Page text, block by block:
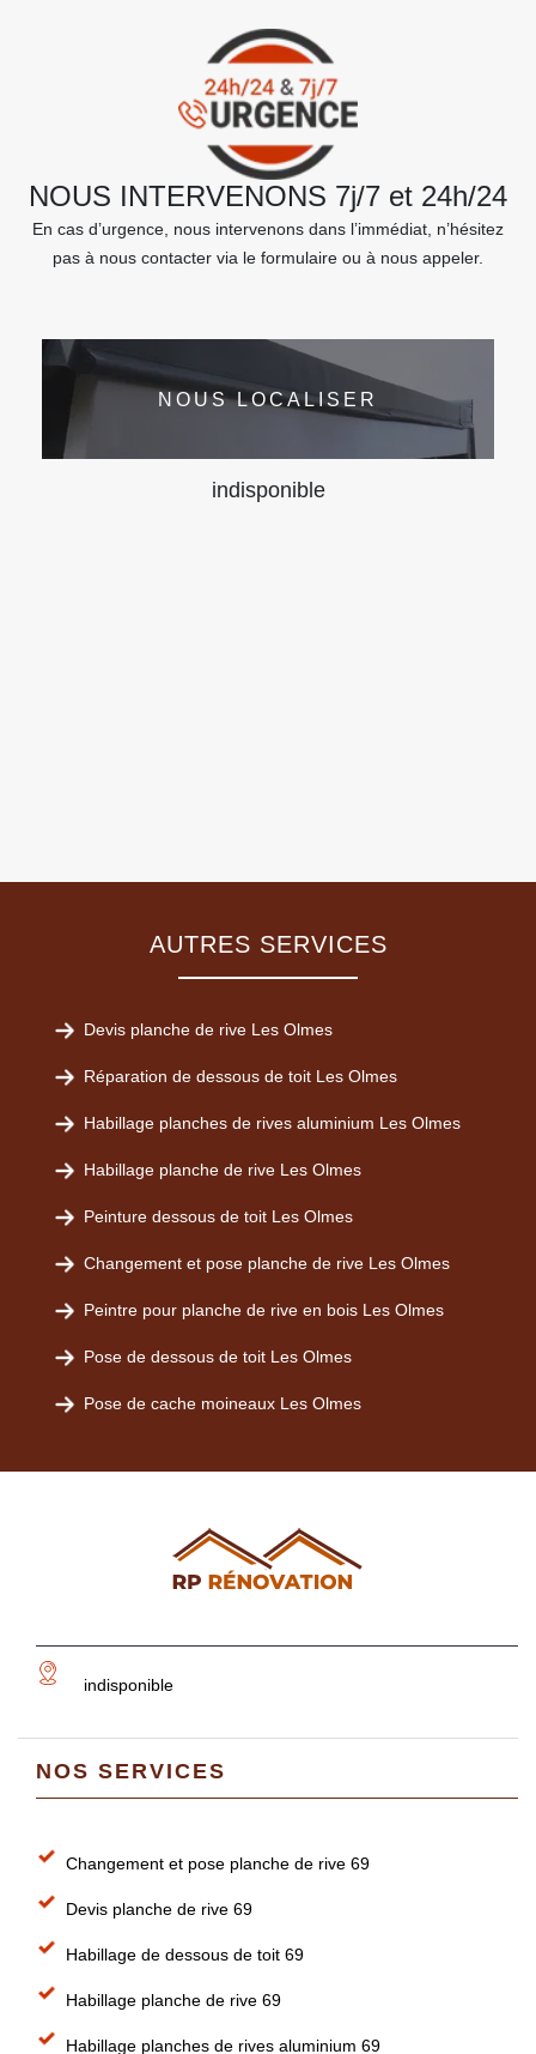
NOUS INTERVENONS 7j/7 et 24h/24
En cas d’urgence, nous intervenons dans l’immédiat, n’hésitez
pas à nous contacter via le formulaire ou à nous appeler.
NOUS LOCALISER
indisponible
AUTRES SERVICES
Devis planche de rive Les Olmes
Réparation de dessous de toit Les Olmes
Habillage planches de rives aluminium Les Olmes
Habillage planche de rive Les Olmes
Peinture dessous de toit Les Olmes
Changement et pose planche de rive Les Olmes
Peintre pour planche de rive en bois Les Olmes
Pose de dessous de toit Les Olmes
Pose de cache moineaux Les Olmes
indisponible
NOS SERVICES
Changement et pose planche de rive 69
Devis planche de rive 69
Habillage de dessous de toit 69
Habillage planche de rive 69
Habillage planches de rives aluminium 69